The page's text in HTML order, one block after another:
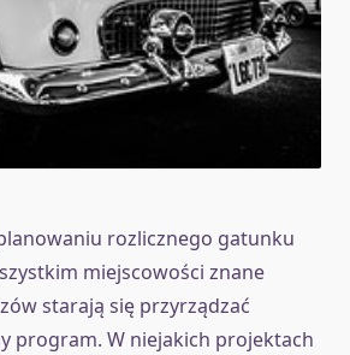
rozlicznego gatunku
miejscowości znane
starają się przyrządzać
program. W niejakich projektach